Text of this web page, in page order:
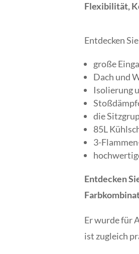
Flexibilität,
Entdecken
große
Dach und
Isolierung
die
85L
3-
Entdecken
Er wurde für
ist zugleich